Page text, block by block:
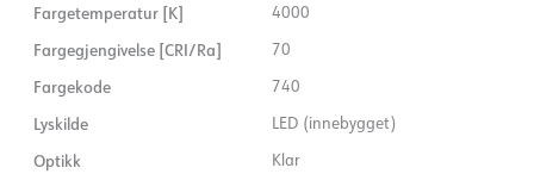
Fargetemperatur [K] 4000
Fargegjengivelse [CRI/Ra] 70
Fargekode 740
Lyskilde LED (innebygget)
Optikk Klar